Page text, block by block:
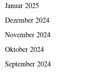
Januar 2025
Dezember 2024
November 2024
Oktober 2024
September 2024